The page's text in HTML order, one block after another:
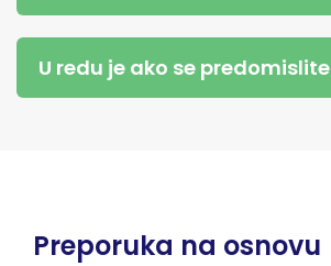
U redu je ako se predomislite
Preporuka na osnovu